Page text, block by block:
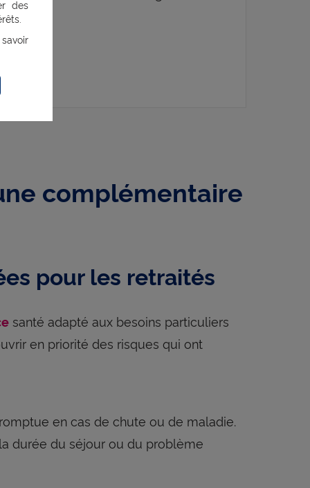
complémentaire
pour les retraités
santé adapté aux besoins particuliers
en priorité des risques qui ont
en cas de chute ou de maladie.
durée du séjour ou du problème
des